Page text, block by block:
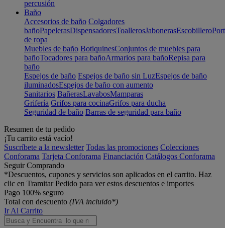
percusión
Baño
Accesorios de baño Colgadores
bañoPapelerasDispensadoresToallerosJabonerasEscobillero
de ropa
Muebles de baño BotiquinesConjuntos de muebles para
bañoTocadores para bañoArmarios para bañoRepisa para
baño
Espejos de baño Espejos de baño sin LuzEspejos de baño
iluminadosEspejos de baño con aumento
Sanitarios BañerasLavabosMamparas
Grifería Grifos para cocinaGrifos para ducha
Seguridad de baño Barras de seguridad para baño
Resumen de tu pedido
¡Tu carrito está vacío!
Suscríbete a la newsletter Todas las promociones Colecciones
Conforama Tarjeta Conforama Financiación Catálogos Conforama
Seguir Comprando
*Descuentos, cupones y servicios son aplicados en el carrito. Haz
clic en Tramitar Pedido para ver estos descuentos e importes
Pago 100% seguro
Total con descuento (IVA incluido*)
Ir Al Carrito